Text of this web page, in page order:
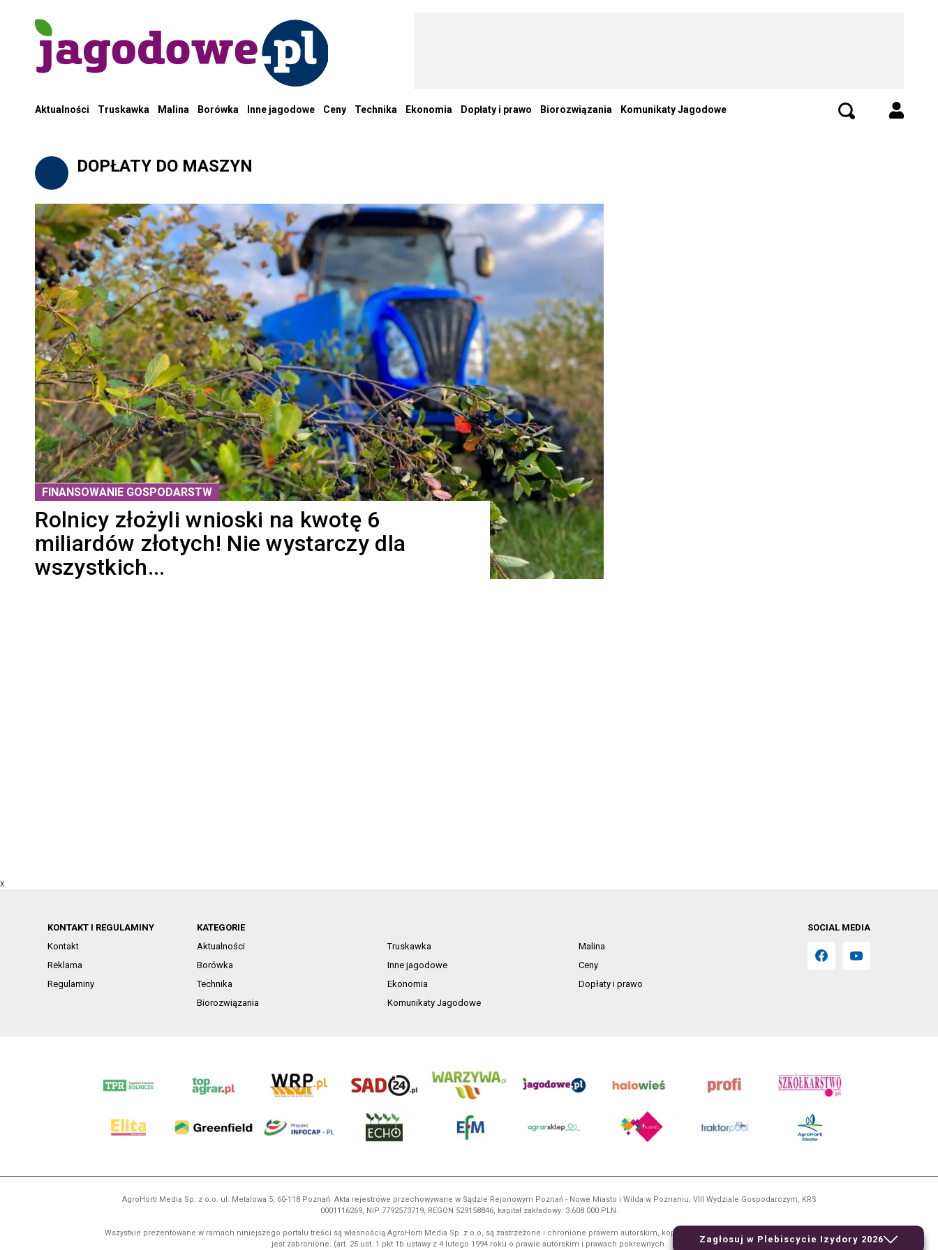
Aktualności Truskawka Malina Borówka Inne jagodowe Ceny Technika Ekonomia Dopłaty i prawo Biorozwiązania Komunikaty Jagodowe
DOPŁATY DO MASZYN
FINANSOWANIE GOSPODARSTW
Rolnicy złożyli wnioski na kwotę 6
miliardów złotych! Nie wystarczy dla
wszystkich...
X
Zagłosuj w Plebiscycie Izydory 2026
KONTAKT I REGULAMINY
Kontakt
Reklama
Regulaminy
KATEGORIE
Aktualności
Truskawka
Malina
Borówka
Inne jagodowe
Ceny
Technika
Ekonomia
Dopłaty i prawo
Biorozwiązania
Komunikaty Jagodowe
SOCIAL MEDIA
AgroHorti Media Sp. z o.o. ul. Metalowa 5, 60-118 Poznań. Akta rejestrowe przechowywane w Sądzie Rejonowym Poznań - Nowe Miasto i Wilda w Poznaniu, VIII Wydziale Gospodarczym, KRS
0001116269, NIP 7792573719, REGON 529158846, kapitał zakładowy: 3.608.000 PLN.
Wszystkie prezentowane w ramach niniejszego portalu treści są własnością AgroHorti Media Sp. z o.o, są zastrzeżone i chronione prawem autorskim, kopiowanie i dalsze rozpowszechnianie treści
jest zabronione. (art. 25 ust. 1 pkt 1b ustawy z 4 lutego 1994 roku o prawie autorskim i prawach pokrewnych.